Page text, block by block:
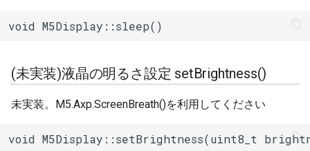
中国語フォント描画
ハイライト設定 highlight()
ハイライトカラー設定
BLEDisconnectedException
BLEEddystoneTLM
BLEEddystoneURL
UV照度センサー
spi_slave
timer
touch_pad
タッチセンサー
void M5Display::sleep()
(未実装)液晶の明るさ設定 setBrightness()
未実装。M5.Axp.ScreenBreath()を利用してください
void M5Display::setBrightness(uint8_t